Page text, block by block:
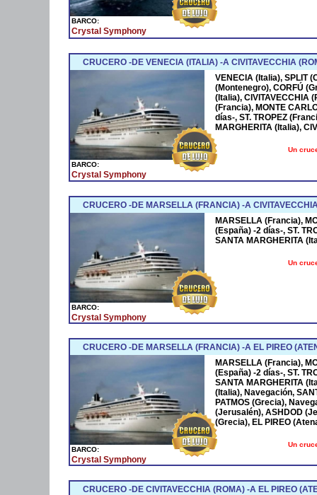
BARCO:
Crystal Symphony
CRUCERO -DE VENECIA (ITALIA) -A CIVITAVECCHIA
BARCO:
Crystal Symphony
VENECIA (Italia), SPLIT
(Montenegro), CORFÚ
(Italia), CIVITAVECCHIA
(Francia), MONTE
días-, ST. TROPEZ
MARGHERITA (Italia),
Un
CRUCERO -DE MARSELLA (FRANCIA) -A
BARCO:
Crystal Symphony
MARSELLA (Francia),
(España) -2 días-, ST.
SANTA MARGHERITA
Un
CRUCERO -DE MARSELLA (FRANCIA) -A EL PIREO
BARCO:
Crystal Symphony
MARSELLA (Francia),
(España) -2 días-, ST.
SANTA MARGHERITA
(Italia), Navegación,
PATMOS (Grecia),
(Jerusalén), ASHDOD
(Grecia), EL PIREO
Un
CRUCERO -DE CIVITAVECCHIA (ROMA) -A EL PIREO